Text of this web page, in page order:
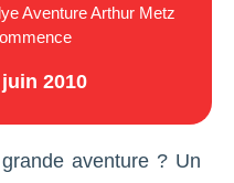
Aventure Arthur Metz
2010
aventure ? Un